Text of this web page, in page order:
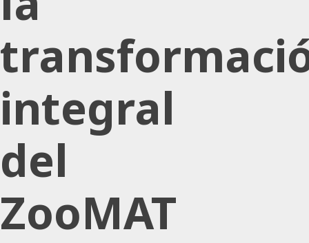
integral
del
ZooMAT